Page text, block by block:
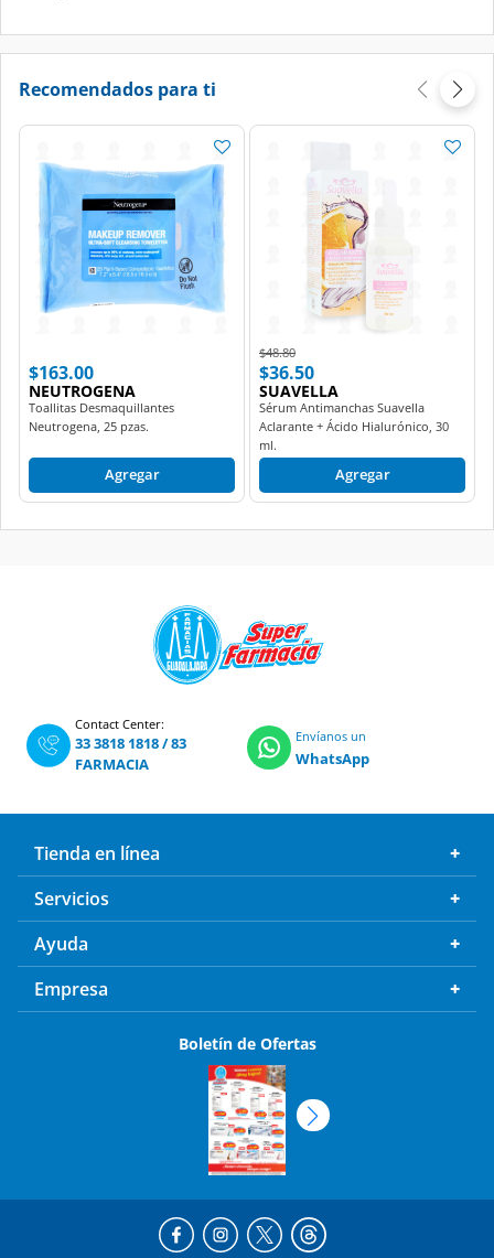
Recomendados para ti
$163.00
NEUTROGENA
Toallitas Desmaquillantes
Neutrogena, 25 pzas.
Agregar
Price reduced from
$48.80to
$36.50
SUAVELLA
Sérum Antimanchas Suavella
Aclarante + Ácido Hialurónico, 30
ml.
Agregar
Contact Center:
33 3818 1818/83
FARMACIA
Envíanos un
WhatsApp
Tienda en línea
Servicios
Ayuda
Empresa
Boletín de Ofertas